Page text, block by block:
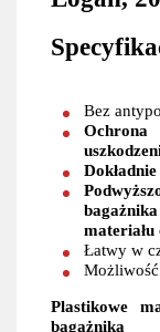
Bez
materiału
Łatwy w
Możliwość
Plastikowe
bagażnika